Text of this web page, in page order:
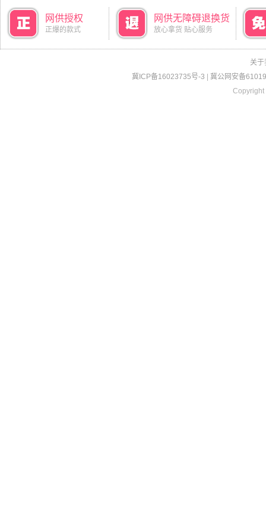
网供授权
正爆的款式
网供无障碍退换货
放心拿货 贴心服务
关于
冀ICP备16023735号-3
冀公网安备